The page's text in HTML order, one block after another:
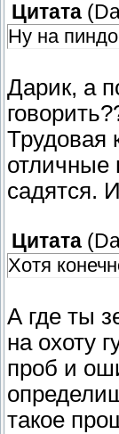
Цитата (
Ну на
Дарик, а
Трудовая
отличные
садятся.
Цитата (
Хотя
А где ты
на охоту
проб и
такое